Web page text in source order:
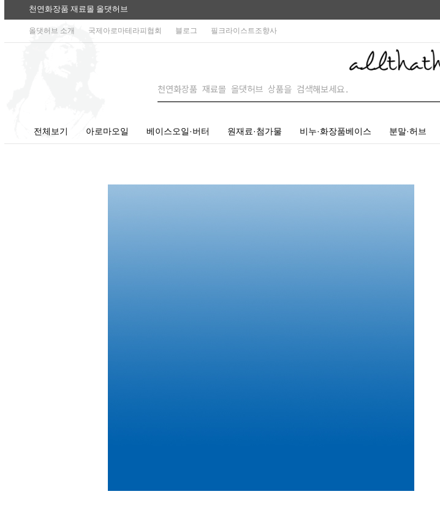
천연화장품 재료몰 올댓허브
올댓허브 소개 국제아로마테라피협회 블로그 필크라이스트조향사
전체보기 아로마오일 베이스오일·버터 원재료·첨가물 비누·화장품베이스 분말·허브